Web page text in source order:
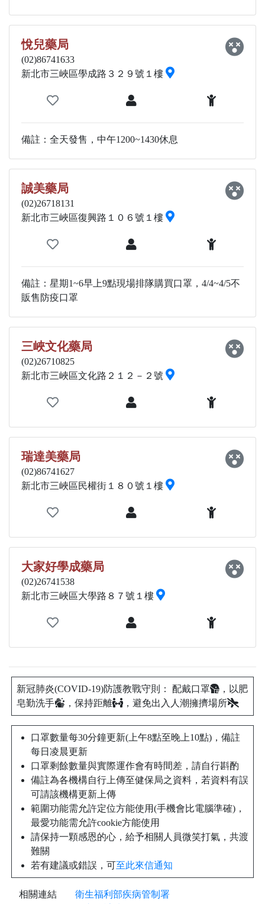
悅兒藥局
(02)86741633
新北市三峽區學成路３２９號１樓
備註：全天發售，中午1200~1430休息
誠美藥局
(02)26718131
新北市三峽區復興路１０６號１樓
備註：星期1~6早上9點現場排隊購買口罩，4/4~4/5不
販售防疫口罩
三峽文化藥局
(02)26710825
新北市三峽區文化路２１２－２號
瑞達美藥局
(02)86741627
新北市三峽區民權街１８０號１樓
大家好學成藥局
(02)26741538
新北市三峽區大學路８７號１樓
新冠肺炎(COVID-19)防護教戰守則： 配戴口罩
，以肥
皂勤洗手
，保持距離 ，避免出入人潮擁擠場所
口罩數量每30分鐘更新(上午8點至晚上10點)，備註
每日凌晨更新
口罩剩餘數量與實際運作會有時間差，請自行斟酌
備註為各機構自行上傳至健保局之資料，若資料有誤
可請該機構更新上傳
範圍功能需允許定位方能使用(手機會比電腦準確)，
最愛功能需允許cookie方能使用
請保持一顆感恩的心，給予相關人員微笑打氣，共渡
難關
若有建議或錯誤，可至此來信通知
相關連結
衛生福利部疾病管制署